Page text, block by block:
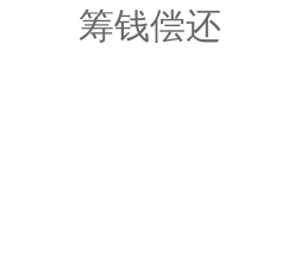
筹钱偿还